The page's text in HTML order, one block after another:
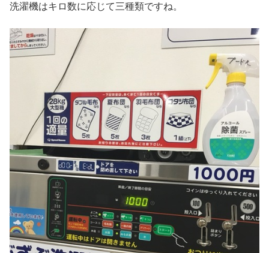
洗濯機はキロ数に応じて三種類ですね。